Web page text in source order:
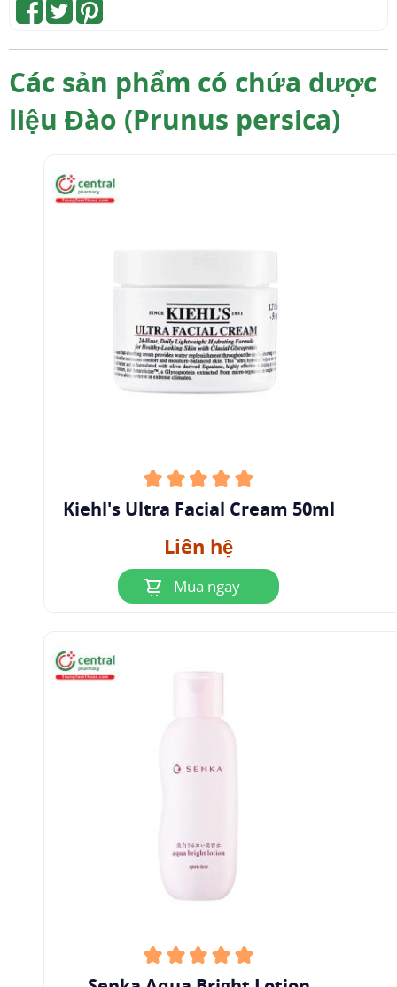
Các sản phẩm có chứa dược
liệu Đào (Prunus persica)
Kiehl's Ultra Facial Cream 50ml
Liên hệ
Mua ngay